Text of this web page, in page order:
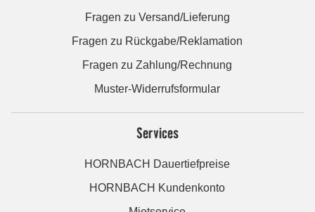
Fragen zu Versand/Lieferung
Fragen zu Rückgabe/Reklamation
Fragen zu Zahlung/Rechnung
Muster-Widerrufsformular
Services
HORNBACH Dauertiefpreise
HORNBACH Kundenkonto